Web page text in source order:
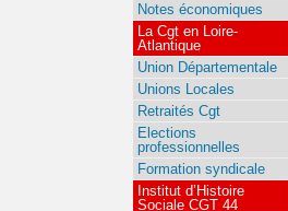
Notes économiques
La Cgt en Loire-
Atlantique
Union Départementale
Unions Locales
Retraités Cgt
Elections
professionnelles
Formation syndicale
Institut d’Histoire
Sociale CGT 44